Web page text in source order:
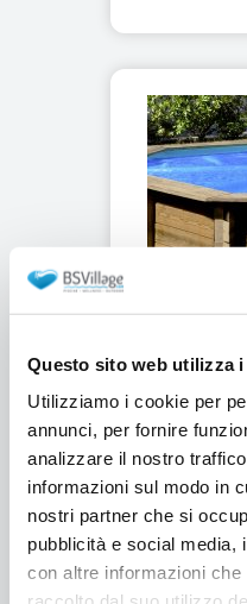
Questo sito web utilizza
Utilizziamo i cookie per
annunci, per fornire
analizzare il nostro
informazioni sul modo in
nostri partner che si
pubblicità e social media,
con altre informazioni
Copertura
BWT 280
legno
Spedizione gratuita
da